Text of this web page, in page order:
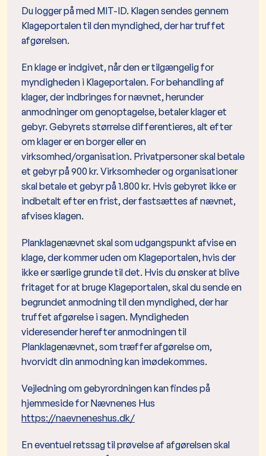
Du logger på med MIT-ID. Klagen sendes gennem
Klageportalen til den myndighed, der har truffet
afgørelsen.
En klage er indgivet, når den er tilgængelig for
myndigheden i Klageportalen. For behandling af
klager, der indbringes for nævnet, herunder
anmodninger om genoptagelse, betaler klager et
gebyr. Gebyrets størrelse differentieres, alt efter
om klager er en borger eller en
virksomhed/organisation. Privatpersoner skal betale
et gebyr på 900 kr. Virksomheder og organisationer
skal betale et gebyr på 1.800 kr. Hvis gebyret ikke er
indbetalt efter en frist, der fastsættes af nævnet,
afvises klagen.
Planklagenævnet skal som udgangspunkt afvise en
klage, der kommer uden om Klageportalen, hvis der
ikke er særlige grunde til det. Hvis du ønsker at blive
fritaget for at bruge Klageportalen, skal du sende en
begrundet anmodning til den myndighed, der har
truffet afgørelse i sagen. Myndigheden
videresender herefter anmodningen til
Planklagenævnet, som træffer afgørelse om,
hvorvidt din anmodning kan imødekommes.
Vejledning om gebyrordningen kan findes på
hjemmeside for Nævnenes Hus
https://naevneneshus.dk/
En eventuel retssag til prøvelse af afgørelsen skal